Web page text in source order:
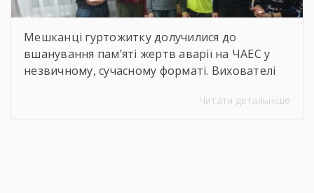
Мешканці гуртожитку долучилися до
вшанування пам’яті жертв аварії на ЧАЕС у
незвичному, сучасному форматі. Вихователі
організували та провели для студентівЧитати детальніше